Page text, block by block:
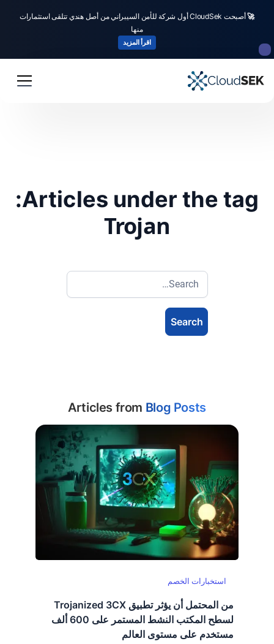
🚀
أصبحت CloudSek أول شركة للأمن السيبراني من أصل هندي تتلقى استثمارات
منها
اقرأ المزيد
Articles under the tag:
Trojan
Articles from Blog Posts
استخبارات الخصم
من المحتمل أن يؤثر تطبيق Trojanized 3CX
لسطح المكتب النشط المستمر على 600 ألف
مستخدم على مستوى العالم